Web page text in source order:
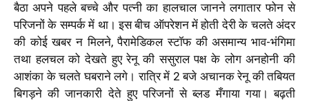
बैठा अपने पहले बच्चे और पत्नी का हालचाल जानने लगातार फोन से
परिजनों के सम्पर्क में था। इस बीच ऑपरेशन में होती देरी के चलते अंदर
की कोई खबर न मिलने, पैरामेडिकल स्टॉफ की असमान्य भाव-भंगिमा
तथा हलचल को देखते हुए रेनू की ससुराल पक्ष के लोग अनहोनी की
आशंका के चलते घबराने लगे। रात्रि में 2 बजे अचानक रेनू की तबियत
बिगड़ने की जानकारी देते हुए परिजनों से ब्लड मँगाया गया। बढ़ती